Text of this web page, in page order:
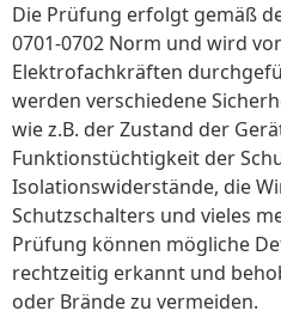
Die Prüfung erfolgt gemäß
0701-0702 Norm und wird
Elektrofachkräften
werden verschiedene
wie z.B. der Zustand der
Funktionstüchtigkeit der
Isolationswiderstände, die
Schutzschalters und vieles
Prüfung können mögliche
rechtzeitig erkannt und
oder Brände zu vermeiden.